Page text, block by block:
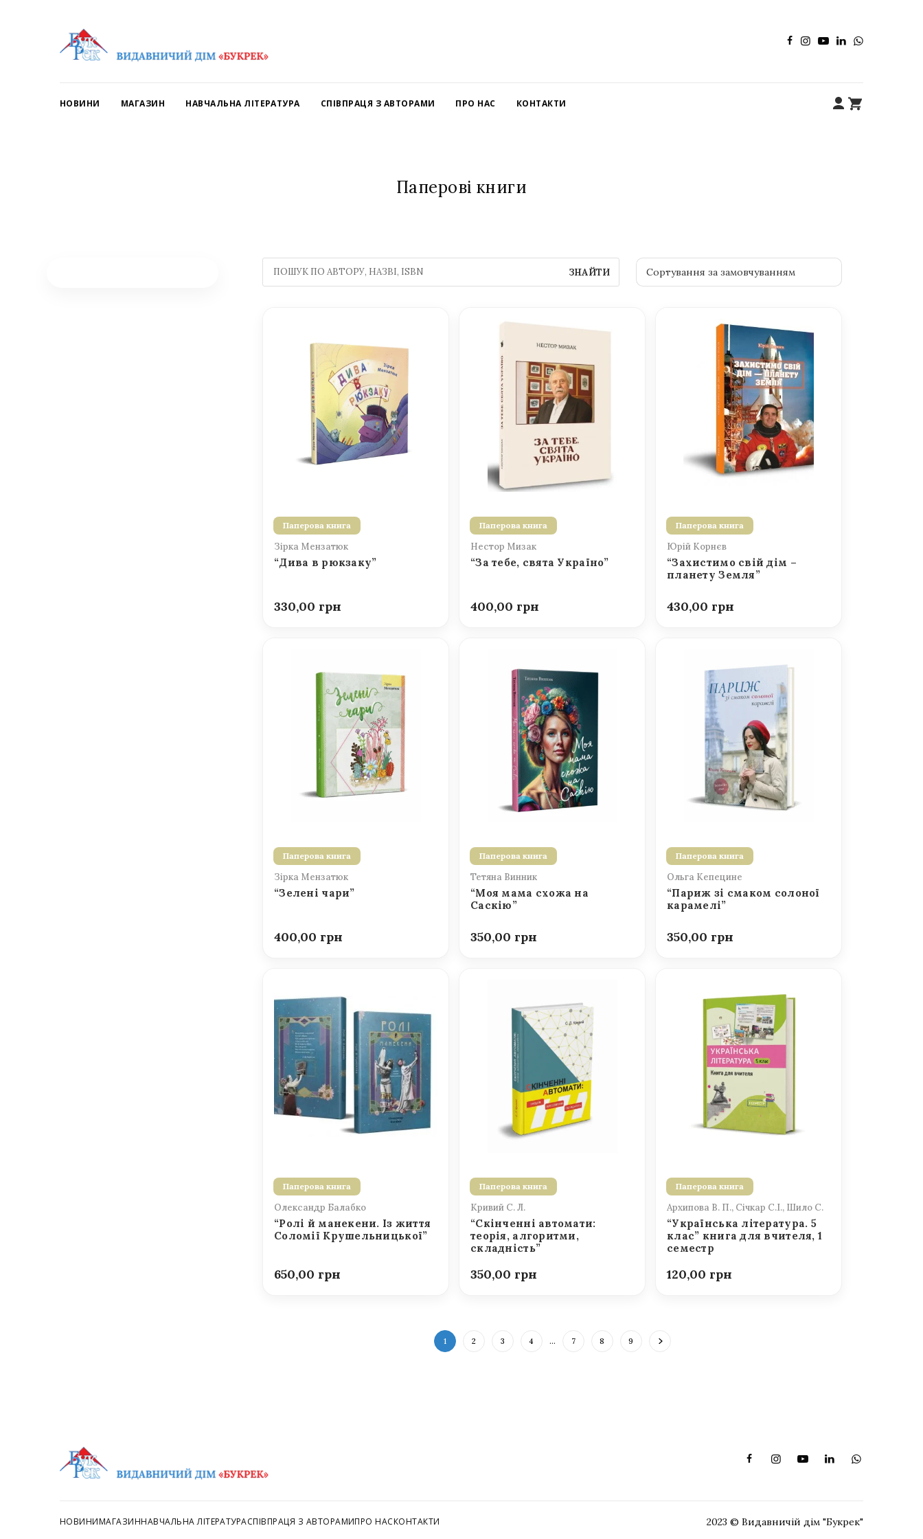
НОВИНИ МАГАЗИН НАВЧАЛЬНА ЛІТЕРАТУРА СПІВПРАЦЯ З АВТОРАМИ ПРО НАС КОНТАКТИ
Паперові книги
ЗНАЙТИ
Паперова книга
Зірка Мензатюк
“Дива в рюкзаку”
330,00
Паперова книга
Нестор Мизак
“За тебе, свята Україно”
400,00
Паперова книга
Юрій Корнєв
“Захистимо свій дім –
планету Земля”
430,00
Паперова книга
Зірка Мензатюк
“Зелені чари”
400,00
Паперова книга
Тетяна Винник
“Моя мама схожа на
Саскію”
350,00
Паперова книга
Ольга Кепецине
“Париж зі смаком солоної
карамелі”
350,00
Паперова книга
Олександр Балабко
“Ролі й манекени. Із життя
Соломії Крушельницької”
650,00
Паперова книга
Кривий С. Л.
“Скінченні автомати:
теорія, алгоритми,
складність”
350,00
Паперова книга
Архипова В. П., Січкар С.І., Шило С.
“Українська література. 5
клас” книга для вчителя, 1
семестр
120,00
1 2 3 4 … 7 8 9
НОВИНИМАГАЗИННАВЧАЛЬНА ЛІТЕРАТУРАСПІВПРАЦЯ З АВТОРАМИПРО НАСКОНТАКТИ 2023 © Видавничій дім "Букрек"